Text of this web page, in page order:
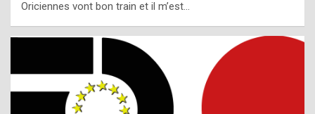
c
i
l
Oriciennes vont bon train et il m’est…